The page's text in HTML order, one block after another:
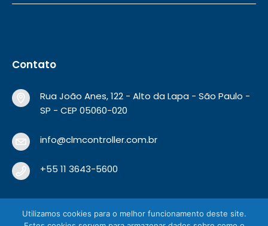
Contato
Rua João Anes, 122 - Alto da Lapa - São Paulo -
SP - CEP 05060-020
info@clmcontroller.com.br
+55 11 3643-5600
Utilizamos cookies para o melhor funcionamento deste site.